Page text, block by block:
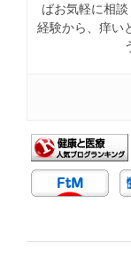
ばお気軽に相
経験から、痒い